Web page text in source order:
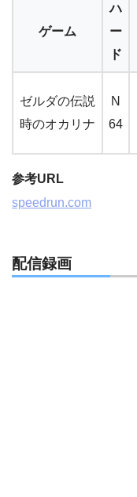
ゲーム
ハ
ー
ド
ゼルダの伝説
時のオカリナ
N
64
参考URL
speedrun.com
配信録画